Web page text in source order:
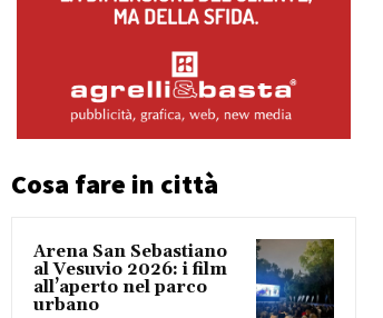
Ferroviario di Pietrarsa
Cosa fare in città
Arena San Sebastiano
al Vesuvio 2026: i film
all’aperto nel parco
urbano